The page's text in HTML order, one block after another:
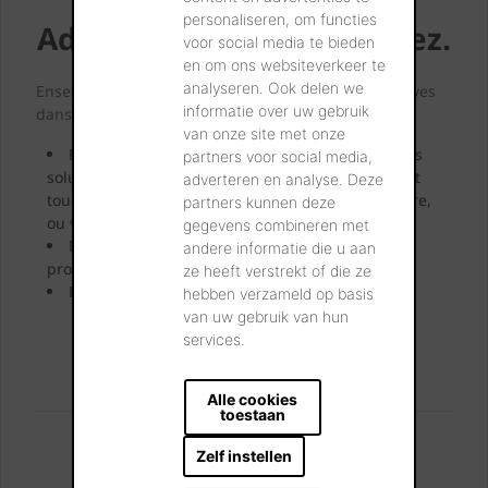
personaliseren, om functies
voor social media te bieden
en om ons websiteverkeer te
analyseren. Ook delen we
informatie over uw gebruik
van onze site met onze
partners voor social media,
adverteren en analyse. Deze
partners kunnen deze
gegevens combineren met
andere informatie die u aan
ze heeft verstrekt of die ze
hebben verzameld op basis
van uw gebruik van hun
services.
Alle cookies
toestaan
Zelf instellen
Admirez. Rêvez. Choisissez.
Ensemble, nous concrétiserons littéralement vos rêves
dans nos showrooms.
Passez nous voir et laissez-vous inspirer par nos
solutions innovantes. Examinez-les, saisissez-les et
touchez de vos doigts votre future façade ou toiture,
ou votre futur pavage ou mur intérieur.
Nos conseillers de nos showroom vous
prodigueront de larges conseils personnalisés.
Emportez vos échantillons préférés.
Vous pouvez nous trouver:
Londerzeel